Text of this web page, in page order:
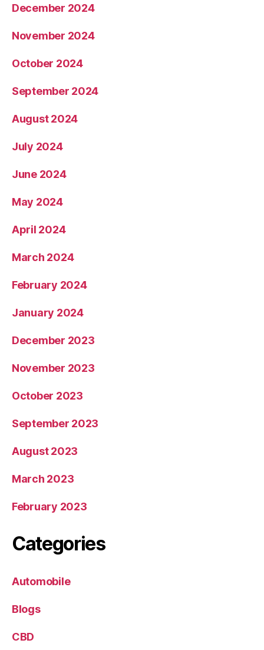
December 2024
November 2024
October 2024
September 2024
August 2024
July 2024
June 2024
May 2024
April 2024
March 2024
February 2024
January 2024
December 2023
November 2023
October 2023
September 2023
August 2023
March 2023
February 2023
Categories
Automobile
Blogs
CBD